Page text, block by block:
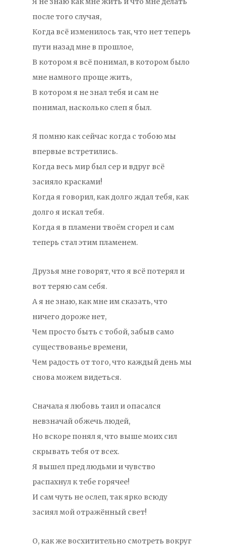
после того случая,
Когда всё изменилось так, что нет теперь
пути назад мне в прошлое,
В котором я всё понимал, в котором было
мне намного проще жить,
В котором я не знал тебя и сам не
понимал, насколько слеп я был.
Я помню как сейчас когда с тобою мы
впервые встретились.
Когда весь мир был сер и вдруг всё
засияло красками!
Когда я говорил, как долго ждал тебя, как
долго я искал тебя.
Когда я в пламени твоём сгорел и сам
теперь стал этим пламенем.
Друзья мне говорят, что я всё потерял и
вот теряю сам себя.
А я не знаю, как мне им сказать, что
ничего дороже нет,
Чем просто быть с тобой, забыв само
существованье времени,
Чем радость от того, что каждый день мы
снова можем видеться.
Сначала я любовь таил и опасался
невзначай обжечь людей,
Но вскоре понял я, что выше моих сил
скрывать тебя от всех.
Я вышел пред людьми и чувство
распахнул к тебе горячее!
И сам чуть не ослеп, так ярко всюду
засиял мой отражённый свет!
О, как же восхитительно смотреть вокруг